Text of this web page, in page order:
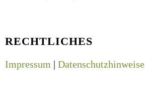
RECHTLICHES
Impressum |Datenschutzhinweise